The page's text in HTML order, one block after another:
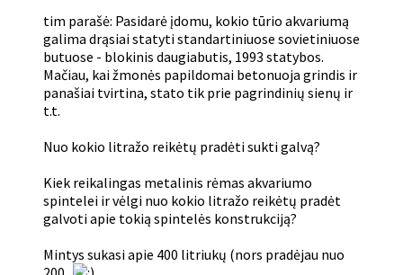
tim parašė: Pasidarė įdomu, kokio tūrio akvariumą
galima drąsiai statyti standartiniuose sovietiniuose
butuose - blokinis daugiabutis, 1993 statybos.
Mačiau, kai žmonės papildomai betonuoja grindis ir
panašiai tvirtina, stato tik prie pagrindinių sienų ir
t.t.
Nuo kokio litražo reikėtų pradėti sukti galvą?
Kiek reikalingas metalinis rėmas akvariumo
spintelei ir vėlgi nuo kokio litražo reikėtų pradėt
galvoti apie tokią spintelės konstrukciją?
Mintys sukasi apie 400 litriukų (nors pradėjau nuo